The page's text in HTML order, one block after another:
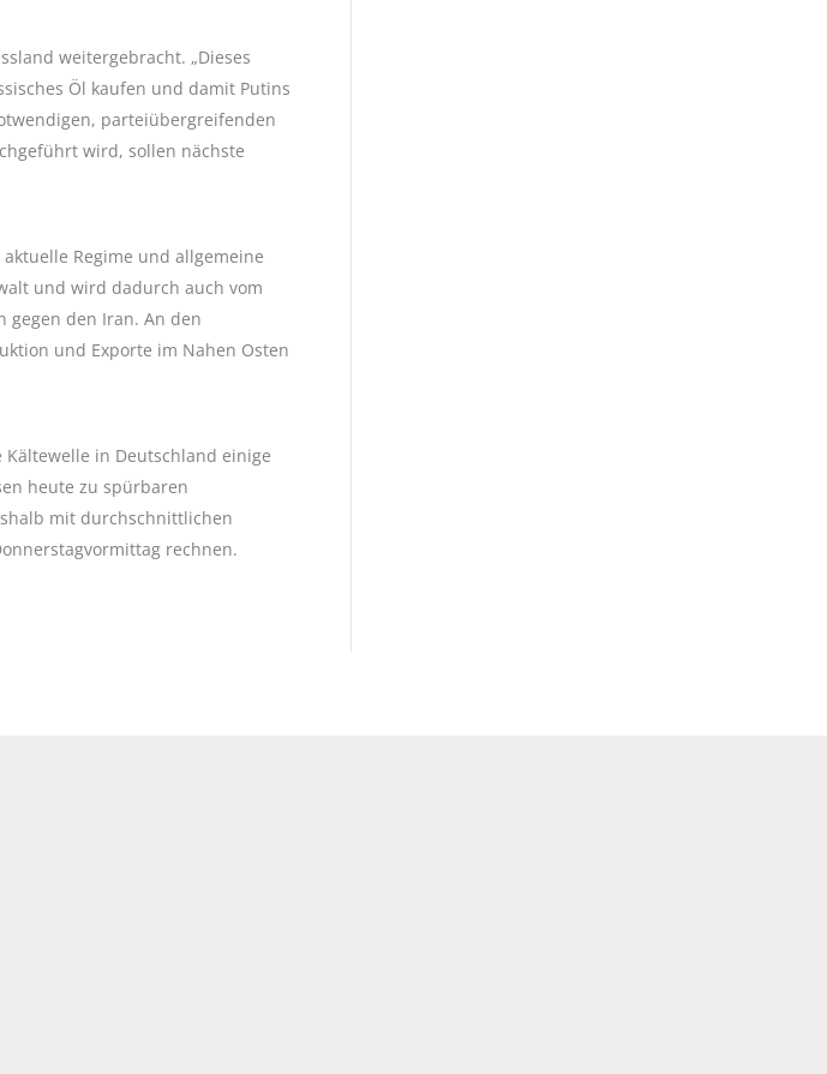
weitergebracht. „Dieses
Öl kaufen und damit Putins
parteiübergreifenden
wird, sollen nächste
Regime und allgemeine
und wird dadurch auch vom
gegen den Iran. An den
und Exporte im Nahen Osten
in Deutschland einige
heute zu spürbaren
mit durchschnittlichen
rechnen.